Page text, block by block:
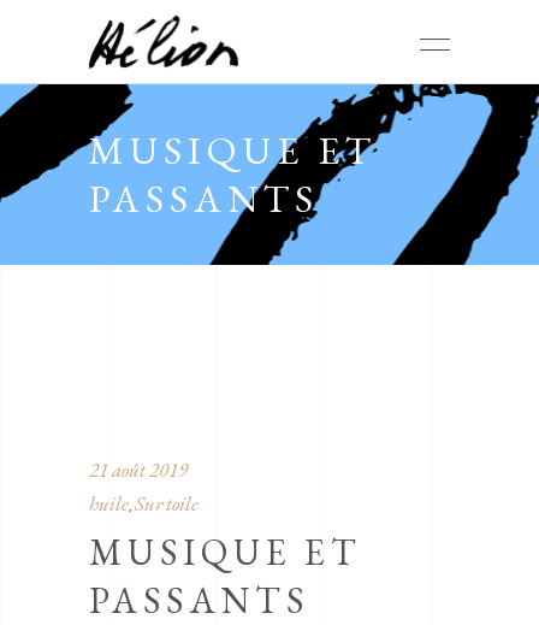
MUSIQUE ET
PASSANTS
21 août 2019
huile, Sur toile
MUSIQUE ET
PASSANTS